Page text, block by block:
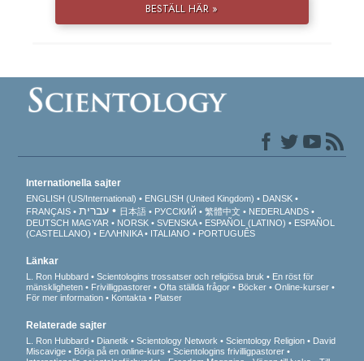
BESTÄLL HÄR »
Internationella sajter
ENGLISH (US/International) ENGLISH (United Kingdom)
DANSK
FRANÇAIS
עברית 日本語 РУССКИЙ 繁體中文
NEDERLANDS
DEUTSCH MAGYAR NORSK SVENSKA ESPAÑOL (LATINO)
ESPAÑOL
(CASTELLANO)
ΕΛΛΗΝΙΚA ITALIANO PORTUGUÊS
Länkar
L. Ron Hubbard Scientologins trossatser och religiösa bruk
En röst för
mänskligheten
Frivilligpastorer Ofta ställda frågor Böcker
Online-kurser
För mer information
Kontakta Platser
Relaterade sajter
L. Ron Hubbard Dianetik Scientology Network Scientology Religion
David
Miscavige
Börja på en online-kurs
Scientologins frivilligpastorer